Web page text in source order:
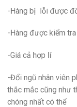
-Hàng bị lỗi được
-Hàng được kiểm
-Giá cả hợp lí
-Đổi ngũ nhân viên
thắc mắc cũng như
chóng nhất có thể